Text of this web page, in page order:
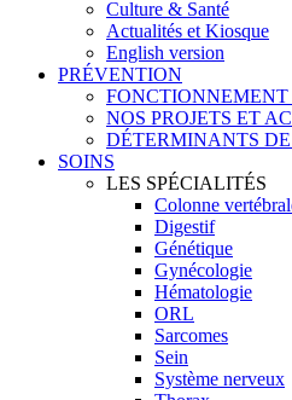
Culture & Santé
Actualités et Kiosque
English version
PRÉVENTION
NOS PROJETS ET
DÉTERMINANTS
SOINS
LES SPÉCIALITÉS
Colonne
Digestif
Génétique
Gynécologie
Hématologie
ORL
Sarcomes
Sein
Système nerveux